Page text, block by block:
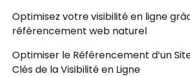
Optimisez votre visibilité en ligne
référencement web naturel
Optimiser le Référencement d’un
Clés de la Visibilité en Ligne